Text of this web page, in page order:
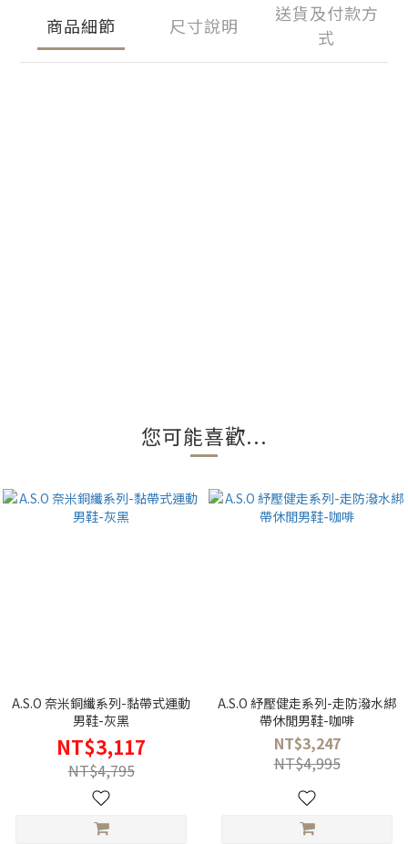
商品細節 尺寸說明
送貨及付款方
式
您可能喜歡...
A.S.O 奈米銅纖系列-黏帶式運動
男鞋-灰黑
NT$3,117
NT$4,795
A.S.O 紓壓健走系列-走防潑水綁
帶休閒男鞋-咖啡
NT$3,247
NT$4,995